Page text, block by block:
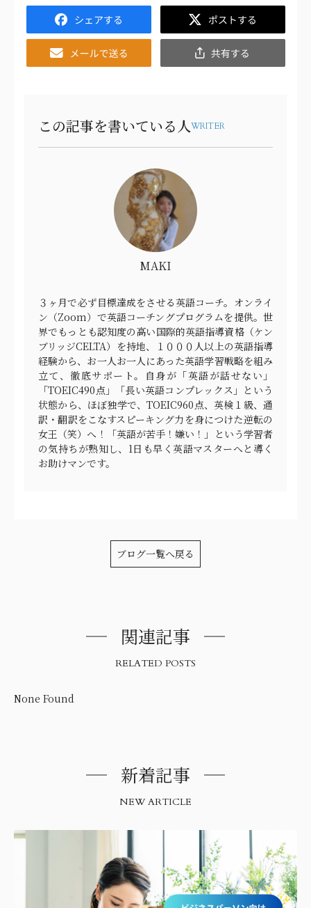
Facebook
Twitter
Email
共
有
この記事を書いている人WRITER
MAKI
３ヶ月で必ず目標達成をさせる英語コーチ。オンライ
ン（Zoom）で英語コーチングプログラムを提供。世
界でもっとも認知度の高い国際的英語指導資格（ケン
ブリッジCELTA）を持地、１０００人以上の英語指導
経験から、お一人お一人にあった英語学習戦略を組み
立て、徹底サポート。自身が「英語が話せない」
「TOEIC490点」「長い英語コンプレックス」という
状態から、ほぼ独学で、TOEIC960点、英検１級、通
訳・翻訳をこなすスピーキング力を身につけた逆転の
女王（笑）へ！「英語が苦手！嫌い！」という学習者
の気持ちが熟知し、1日も早く英語マスターへと導く
お助けマンです。
ブログ一覧へ戻る
関連記事
RELATED POSTS
None Found
新着記事
NEW ARTICLE